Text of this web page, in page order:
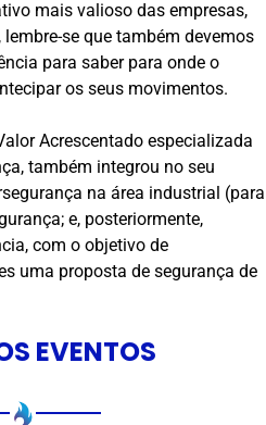
mais valioso das empresas,
se que também devemos
para saber para onde o
os seus movimentos.
Acrescentado especializada
também integrou no seu
na área industrial (para
e, posteriormente,
com o objetivo de
uma proposta de segurança de
EVENTOS